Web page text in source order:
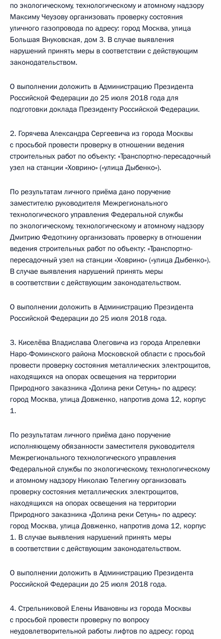
по экологическому, технологическому и атомному надзору
Максиму Чеузову организовать проверку состояния
уличного газопровода по адресу: город Москва, улица
Большая Внуковская, дом 3. В случае выявления
нарушений принять меры в соответствии с действующим
законодательством.
О выполнении доложить в Администрацию Президента
Российской Федерации до 25 июля 2018 года для
подготовки доклада Президенту Российской Федерации.
2. Горячева Александра Сергеевича из города Москвы
с просьбой провести проверку в отношении ведения
строительных работ по объекту: «Транспортно-пересадочный
узел на станции «Ховрино» («улица Дыбенко»).
По результатам личного приёма дано поручение
заместителю руководителя Межрегионального
технологического управления Федеральной службы
по экологическому, технологическому и атомному надзору
Дмитрию Федоткину организовать проверку в отношении
ведения строительных работ по объекту: «Транспортно-
пересадочный узел на станции «Ховрино» («улица Дыбенко»).
В случае выявления нарушений принять меры
в соответствии с действующим законодательством.
О выполнении доложить в Администрацию Президента
Российской Федерации до 25 июля 2018 года.
3. Киселёва Владислава Олеговича из города Апрелевки
Наро-Фоминского района Московской области с просьбой
провести проверку состояния металлических электрощитов,
находящихся на опорах освещения на территории
Природного заказника «Долина реки Сетунь» по адресу:
город Москва, улица Довженко, напротив дома 12, корпус
1.
По результатам личного приёма дано поручение
исполняющему обязанности заместителя руководителя
Межрегионального технологического управления
Федеральной службы по экологическому, технологическому
и атомному надзору Николаю Телегину организовать
проверку состояния металлических электрощитов,
находящихся на опорах освещения на территории
Природного заказника «Долина реки Сетунь» по адресу:
город Москва, улица Довженко, напротив дома 12, корпус
1. В случае выявления нарушений принять меры
в соответствии с действующим законодательством.
О выполнении доложить в Администрацию Президента
Российской Федерации до 25 июля 2018 года.
4. Стрельниковой Елены Ивановны из города Москвы
с просьбой провести проверку по вопросу
неудовлетворительной работы лифтов по адресу: город